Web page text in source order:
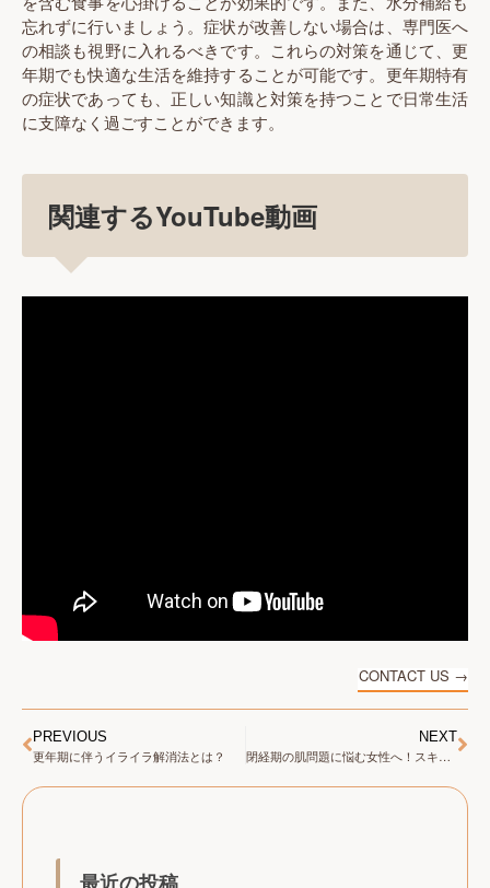
忘れずに行いましょう。症状が改善しない場合は、専門医へ
の相談も視野に入れるべきです。これらの対策を通じて、更
年期でも快適な生活を維持することが可能です。更年期特有
の症状であっても、正しい知識と対策を持つことで日常生活
に支障なく過ごすことができます。
関連するYouTube動画
CONTACT US →
PREVIOUS
更年期に伴うイライラ解消法とは？
NEXT
閉経期の肌問題に悩む女性へ！スキンケアアドバイス
最近の投稿